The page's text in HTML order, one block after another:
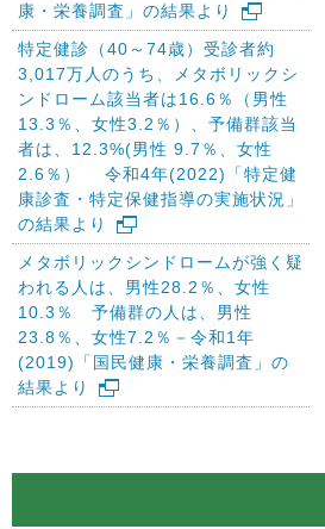
康・栄養調査」の結果より
特定健診（40～74歳）受診者約
3,017万人のうち、メタボリックシ
ンドローム該当者は16.6％（男性
13.3％、女性3.2％）、予備群該当
者は、12.3%(男性 9.7％、女性
2.6％） 令和4年(2022)「特定健
康診査・特定保健指導の実施状況」
の結果より
メタボリックシンドロームが強く疑
われる人は、男性28.2％、女性
10.3％ 予備群の人は、男性
23.8％、女性7.2％－令和1年
(2019)「国民健康・栄養調査」の
結果より